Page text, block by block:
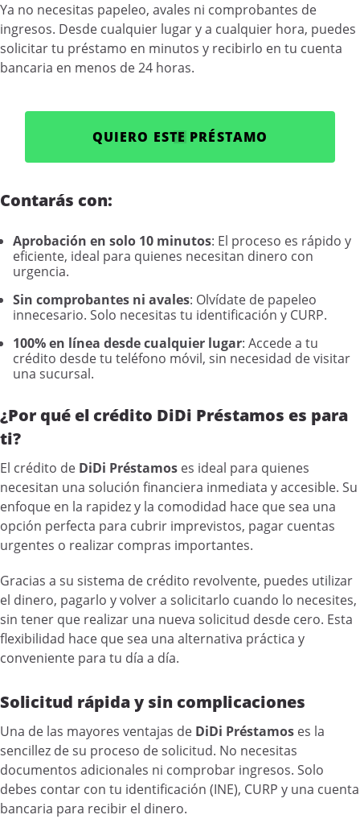
Ya no necesitas papeleo, avales ni comprobantes de
ingresos. Desde cualquier lugar y a cualquier hora, puedes
solicitar tu préstamo en minutos y recibirlo en tu cuenta
bancaria en menos de 24 horas.
QUIERO ESTE PRÉSTAMO
Contarás con:
Aprobación en solo 10 minutos: El proceso es rápido y
eficiente, ideal para quienes necesitan dinero con
urgencia.
Sin comprobantes ni avales: Olvídate de papeleo
innecesario. Solo necesitas tu identificación y CURP.
100% en línea desde cualquier lugar: Accede a tu
crédito desde tu teléfono móvil, sin necesidad de visitar
una sucursal.
¿Por qué el crédito DiDi Préstamos es para
ti?
El crédito de DiDi Préstamos es ideal para quienes
necesitan una solución financiera inmediata y accesible. Su
enfoque en la rapidez y la comodidad hace que sea una
opción perfecta para cubrir imprevistos, pagar cuentas
urgentes o realizar compras importantes.
Gracias a su sistema de crédito revolvente, puedes utilizar
el dinero, pagarlo y volver a solicitarlo cuando lo necesites,
sin tener que realizar una nueva solicitud desde cero. Esta
flexibilidad hace que sea una alternativa práctica y
conveniente para tu día a día.
Solicitud rápida y sin complicaciones
Una de las mayores ventajas de DiDi Préstamos es la
sencillez de su proceso de solicitud. No necesitas
documentos adicionales ni comprobar ingresos. Solo
debes contar con tu identificación (INE), CURP y una cuenta
bancaria para recibir el dinero.